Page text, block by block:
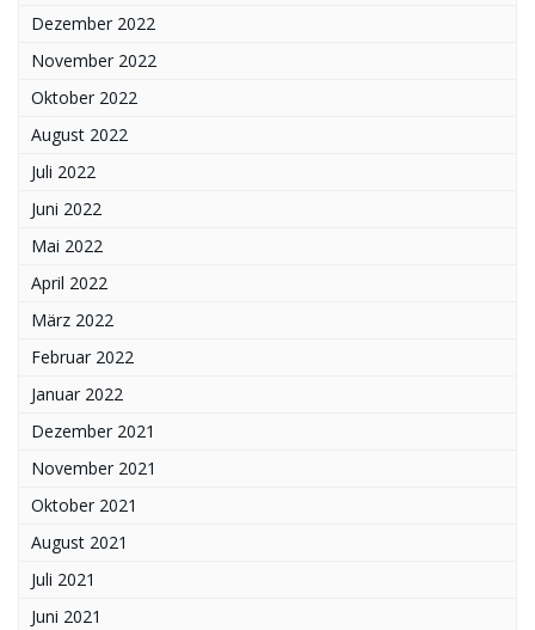
Dezember 2022
November 2022
Oktober 2022
August 2022
Juli 2022
Juni 2022
Mai 2022
April 2022
März 2022
Februar 2022
Januar 2022
Dezember 2021
November 2021
Oktober 2021
August 2021
Juli 2021
Juni 2021